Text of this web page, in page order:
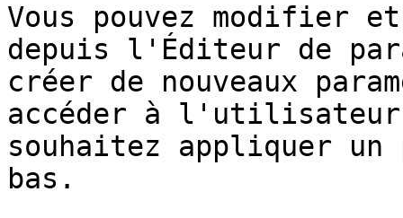
Vous pouvez modifier
depuis l'Éditeur de
créer de nouveaux
accéder à l'utilisateur
souhaitez appliquer
bas.